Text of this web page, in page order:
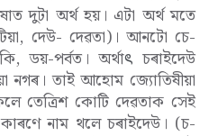
দুটা অৰ্থ হয়। এটা অৰ্থ মতে
দেউ- দেৱতা)। আনটো চে-
ডয়-পৰ্বত। অৰ্থাৎ চৰাইদেউ
নগৰ। তাই আহোম জ্যোতিষীয়া
তেত্ৰিশ কোটি দেৱতাক সেই
নাম থলে চৰাইদেউ। (চ-